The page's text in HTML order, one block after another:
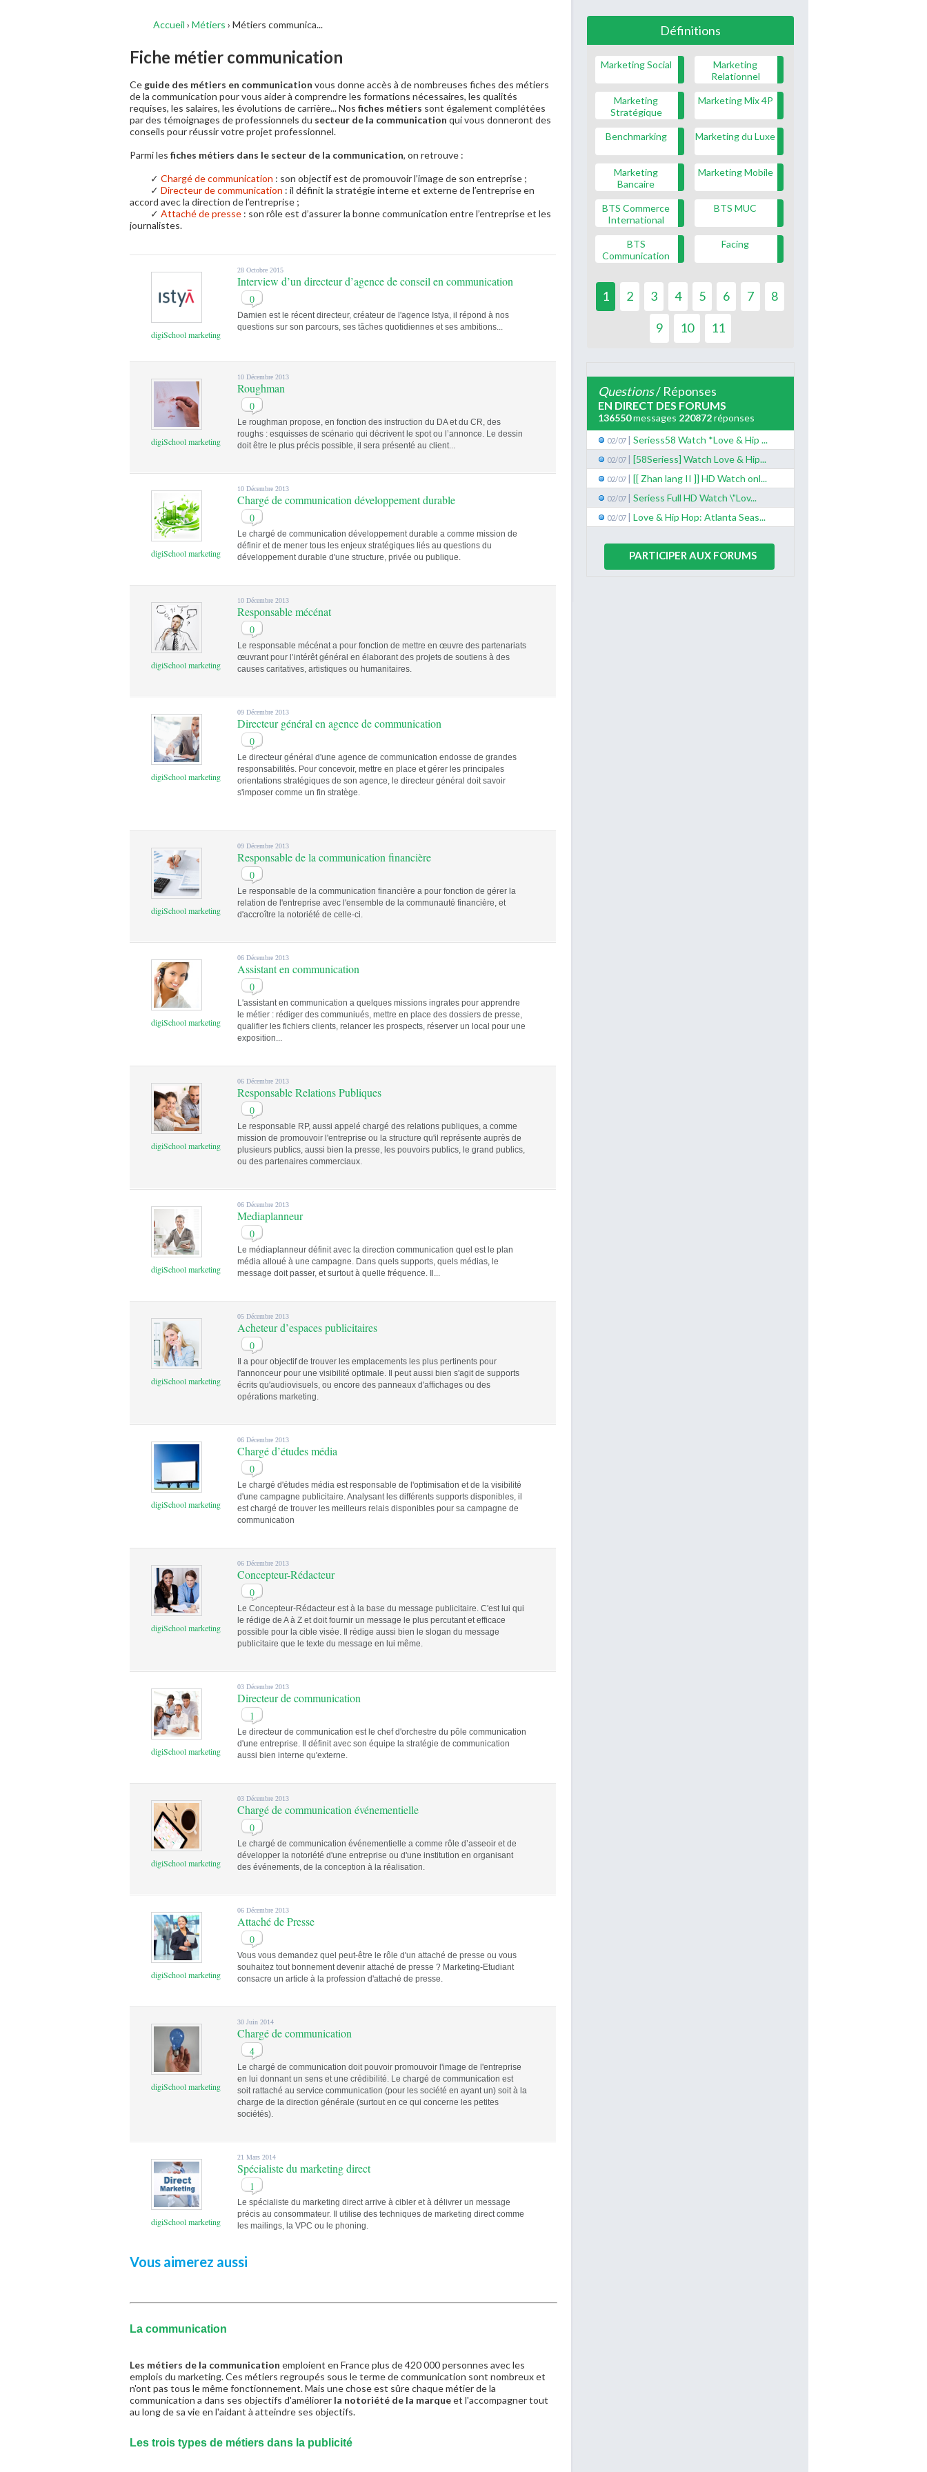
Accueil › Métiers › Métiers communica...
Fiche métier communication
Ce guide des métiers en communication vous donne accès à de nombreuses fiches des métiers
de la communication pour vous aider à comprendre les formations nécessaires, les qualités
requises, les salaires, les évolutions de carrière... Nos fiches métiers sont également complétées
par des témoignages de professionnels du secteur de la communication qui vous donneront des
conseils pour réussir votre projet professionnel.
Parmi les fiches métiers dans le secteur de la communication, on retrouve :
✓ Chargé de communication : son objectif est de promouvoir l’image de son entreprise ;
✓ Directeur de communication : il définit la stratégie interne et externe de l’entreprise en
accord avec la direction de l’entreprise ;
✓ Attaché de presse : son rôle est d’assurer la bonne communication entre l’entreprise et les
journalistes.
digiSchool marketing
28 Octobre 2015
Interview d’un directeur d’agence de conseil en communication
0
Damien est le récent directeur, créateur de l'agence Istya, il répond à nos
questions sur son parcours, ses tâches quotidiennes et ses ambitions...
digiSchool marketing
10 Décembre 2013
Roughman
0
Le roughman propose, en fonction des instruction du DA et du CR, des
roughs : esquisses de scénario qui décrivent le spot ou l’annonce. Le dessin
doit être le plus précis possible, il sera présenté au client...
digiSchool marketing
10 Décembre 2013
Chargé de communication développement durable
0
Le chargé de communication développement durable a comme mission de
définir et de mener tous les enjeux stratégiques liés au questions du
développement durable d'une structure, privée ou publique.
digiSchool marketing
10 Décembre 2013
Responsable mécénat
0
Le responsable mécénat a pour fonction de mettre en œuvre des partenariats
œuvrant pour l’intérêt général en élaborant des projets de soutiens à des
causes caritatives, artistiques ou humanitaires.
digiSchool marketing
09 Décembre 2013
Directeur général en agence de communication
0
Le directeur général d'une agence de communication endosse de grandes
responsabilités. Pour concevoir, mettre en place et gérer les principales
orientations stratégiques de son agence, le directeur général doit savoir
s'imposer comme un fin stratège.
digiSchool marketing
09 Décembre 2013
Responsable de la communication financière
0
Le responsable de la communication financière a pour fonction de gérer la
relation de l'entreprise avec l'ensemble de la communauté financière, et
d'accroître la notoriété de celle-ci.
digiSchool marketing
06 Décembre 2013
Assistant en communication
0
L'assistant en communication a quelques missions ingrates pour apprendre
le métier : rédiger des communiués, mettre en place des dossiers de presse,
qualifier les fichiers clients, relancer les prospects, réserver un local pour une
exposition...
digiSchool marketing
06 Décembre 2013
Responsable Relations Publiques
0
Le responsable RP, aussi appelé chargé des relations publiques, a comme
mission de promouvoir l'entreprise ou la structure qu'il représente auprès de
plusieurs publics, aussi bien la presse, les pouvoirs publics, le grand publics,
ou des partenaires commerciaux.
digiSchool marketing
06 Décembre 2013
Mediaplanneur
0
Le médiaplanneur définit avec la direction communication quel est le plan
média alloué à une campagne. Dans quels supports, quels médias, le
message doit passer, et surtout à quelle fréquence. Il...
digiSchool marketing
05 Décembre 2013
Acheteur d’espaces publicitaires
0
Il a pour objectif de trouver les emplacements les plus pertinents pour
l'annonceur pour une visibilité optimale. Il peut aussi bien s'agit de supports
écrits qu'audiovisuels, ou encore des panneaux d'affichages ou des
opérations marketing.
digiSchool marketing
06 Décembre 2013
Chargé d’études média
0
Le chargé d'études média est responsable de l'optimisation et de la visibilité
d'une campagne publicitaire. Analysant les différents supports disponibles, il
est chargé de trouver les meilleurs relais disponibles pour sa campagne de
communication
digiSchool marketing
06 Décembre 2013
Concepteur-Rédacteur
0
Le Concepteur-Rédacteur est à la base du message publicitaire. C'est lui qui
le rédige de A à Z et doit fournir un message le plus percutant et efficace
possible pour la cible visée. Il rédige aussi bien le slogan du message
publicitaire que le texte du message en lui même.
digiSchool marketing
03 Décembre 2013
Directeur de communication
1
Le directeur de communication est le chef d'orchestre du pôle communication
d'une entreprise. Il définit avec son équipe la stratégie de communication
aussi bien interne qu'externe.
digiSchool marketing
03 Décembre 2013
Chargé de communication événementielle
0
Le chargé de communication événementielle a comme rôle d’asseoir et de
développer la notoriété d'une entreprise ou d'une institution en organisant
des événements, de la conception à la réalisation.
digiSchool marketing
06 Décembre 2013
Attaché de Presse
0
Vous vous demandez quel peut-être le rôle d'un attaché de presse ou vous
souhaitez tout bonnement devenir attaché de presse ? Marketing-Etudiant
consacre un article à la profession d'attaché de presse.
digiSchool marketing
30 Juin 2014
Chargé de communication
4
Le chargé de communication doit pouvoir promouvoir l'image de l'entreprise
en lui donnant un sens et une crédibilité. Le chargé de communication est
soit rattaché au service communication (pour les société en ayant un) soit à la
charge de la direction générale (surtout en ce qui concerne les petites
sociétés).
digiSchool marketing
21 Mars 2014
Spécialiste du marketing direct
1
Le spécialiste du marketing direct arrive à cibler et à délivrer un message
précis au consommateur. Il utilise des techniques de marketing direct comme
les mailings, la VPC ou le phoning.
Vous aimerez aussi
La communication
Les métiers de la communication emploient en France plus de 420 000 personnes avec les
emplois du marketing. Ces métiers regroupés sous le terme de communication sont nombreux et
n'ont pas tous le même fonctionnement. Mais une chose est sûre chaque métier de la
communication a dans ses objectifs d'améliorer la notoriété de la marqueet l'accompagner tout
au long de sa vie en l'aidant à atteindre ses objectifs.
Les trois types de métiers dans la publicité
Définitions
Marketing Social
Marketing
Relationnel
Marketing
Stratégique
Marketing Mix 4P
Benchmarking Marketing du Luxe
Marketing
Bancaire
Marketing Mobile
BTS Commerce
International
BTS MUC
BTS
Communication
Facing
1 2 3 4 5 6 7 8
9 10 11
Questions/ Réponses
EN DIRECT DES FORUMS
136550messages 220872réponses
02/07 | Seriess58 Watch *Love & Hip ...
02/07 | [58Seriess] Watch Love & Hip...
02/07 | [[ Zhan lang II ]] HD Watch onl...
02/07 | Seriess Full HD Watch \"Lov...
02/07 | Love & Hip Hop: Atlanta Seas...
PARTICIPER AUX FORUMS